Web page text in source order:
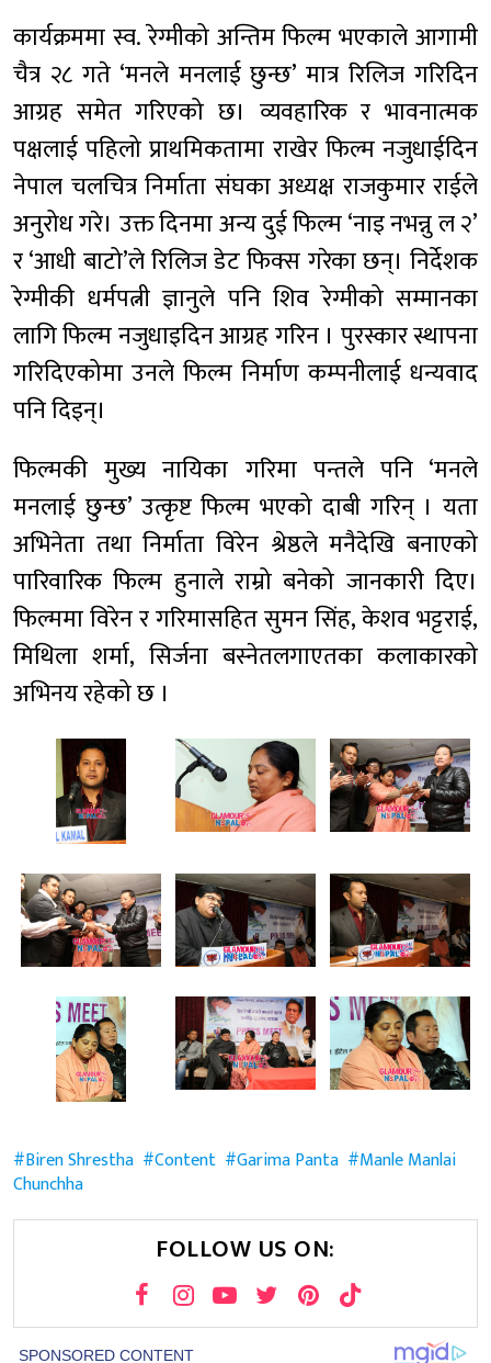
कार्यक्रममा स्व. रेग्मीको अन्तिम फिल्म भएकाले आगामी
चैत्र २८ गते ‘मनले मनलाई छुन्छ’ मात्र रिलिज गरिदिन
आग्रह समेत गरिएको छ। व्यवहारिक र भावनात्मक
पक्षलाई पहिलो प्राथमिकतामा राखेर फिल्म नजुधाईदिन
नेपाल चलचित्र निर्माता संघका अध्यक्ष राजकुमार राईले
अनुरोध गरे। उक्त दिनमा अन्य दुई फिल्म ‘नाइ नभन्नु ल २’
र ‘आधी बाटो’ले रिलिज डेट फिक्स गरेका छन्। निर्देशक
रेग्मीकी धर्मपत्नी ज्ञानुले पनि शिव रेग्मीको सम्मानका
लागि फिल्म नजुधाइदिन आग्रह गरिन । पुरस्कार स्थापना
गरिदिएकोमा उनले फिल्म निर्माण कम्पनीलाई धन्यवाद
पनि दिइन्।
फिल्मकी मुख्य नायिका गरिमा पन्तले पनि ‘मनले
मनलाई छुन्छ’ उत्कृष्ट फिल्म भएको दाबी गरिन् । यता
अभिनेता तथा निर्माता विरेन श्रेष्ठले मनैदेखि बनाएको
पारिवारिक फिल्म हुनाले राम्रो बनेको जानकारी दिए।
फिल्ममा विरेन र गरिमासहित सुमन सिंह, केशव भट्टराई,
मिथिला शर्मा, सिर्जना बस्नेतलगाएतका कलाकारको
अभिनय रहेको छ ।
Biren Shrestha Content Garima Panta
Manle Manlai
Chunchha
FOLLOW US ON: